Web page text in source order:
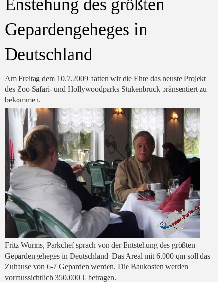
Enstehung des größten
Gepardengeheges in
Deutschland
Am Freitag dem 10.7.2009 hatten wir die Ehre das neuste Projekt
des Zoo Safari- und Hollywoodparks Stukenbruck pränsentiert zu
bekommen.
Fritz Wurms, Parkchef sprach von der Entstehung des größten
Gepardengeheges in Deutschland. Das Areal mit 6.000 qm soll das
Zuhause von 6-7 Geparden werden. Die Baukosten werden
vorraussichtlich 350.000 € betragen.